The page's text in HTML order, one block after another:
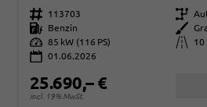
Fahrzeugnr. 113703 Getriebe
Kraftstoff
Benzin Außenfarbe
Leistung 85 kW (116 PS) Kilometerstand
10
01.06.2026
25.690,– €
incl. 19% MwSt.